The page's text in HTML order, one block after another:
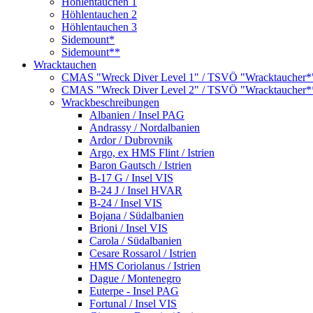
Höhlentauchen 2
Höhlentauchen 3
Sidemount*
Sidemount**
Wracktauchen
CMAS "Wreck Diver Level 1" / TSVÖ
CMAS "Wreck Diver Level 2" / TSVÖ
Wrackbeschreibungen
Albanien / Insel PAG
Andrassy / Nordalbanien
Ardor / Dubrovnik
Argo, ex HMS Flint / Istrien
Baron Gautsch / Istrien
B-17 G / Insel VIS
B-24 J / Insel HVAR
B-24 / Insel VIS
Bojana / Südalbanien
Brioni / Insel VIS
Carola / Südalbanien
Cesare Rossarol / Istrien
HMS Coriolanus / Istrien
Dague / Montenegro
Euterpe - Insel PAG
Fortunal / Insel VIS